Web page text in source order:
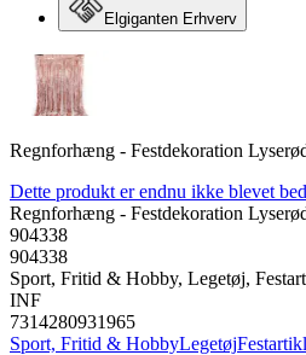
Elgiganten Erhverv
Regnforhæng - Festdekoration
Dette produkt er endnu ikke blevet
Regnforhæng - Festdekoration
904338
904338
Sport, Fritid & Hobby, Legetøj,
INF
7314280931965
Sport, Fritid & HobbyLegetøj